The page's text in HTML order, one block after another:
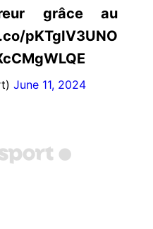
grâce au
pKTgIV3UNO
June 11, 2024